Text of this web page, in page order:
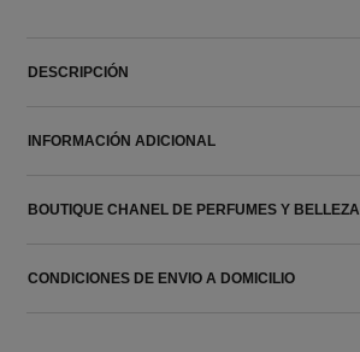
DESCRIPCIÓN
INFORMACIÓN ADICIONAL
BOUTIQUE CHANEL DE PERFUMES Y BELLEZA
CONDICIONES DE ENVIO A DOMICILIO